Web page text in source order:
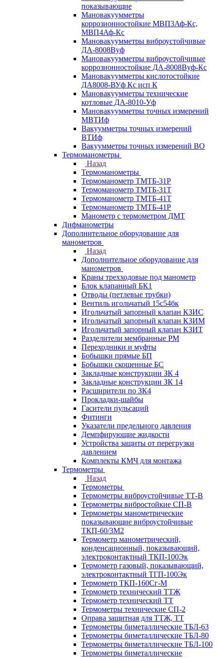
показывающие
Мановакуумметры
коррозионностойкие МВП3Аф-Кс,
МВП4Аф-Кс
Мановакуумметры виброустойчивые
ДА-8008Вуф
Мановакуумметры виброустойчивые
коррозионностойкие ДА-8008Вуф-Кс
Мановакуумметры кислотостойкие
ДА8008-ВУф Кс исп К
Мановакуумметры технические
котловые ДА-8010-Уф
Мановакуумметры точных измерений
МВТИф
Вакуумметры точных измерений
ВТИф
Вакуумметры точных измерений ВО
Термоманометры
Назад
Термоманометры
Термоманометр ТМТБ-31Р
Термоманометр ТМТБ-31Т
Термоманометр ТМТБ-41Т
Термоманометр ТМТБ-41Р
Манометр с термометром ДМТ
Дифманометры
Дополнительное оборудование для
манометров
Назад
Дополнительное оборудование для
манометров
Краны трехходовые под манометр
Блок клапанный БК1
Отводы (петлевые трубки)
Вентиль игольчатый 15с54бк
Игольчатый запорный клапан КЗИС
Игольчатый запорный клапан КЗИМ
Игольчатый запорный клапан КЗИТ
Разделители мембранные РМ
Переходники и муфты
Бобышки прямые БП
Бобышки скошенные БС
Закладные конструкции ЗК 4
Закладные конструкции ЗК 14
Расширители по ЗК4
Прокладки-шайбы
Гасители пульсаций
Фитинги
Указатели предельного давления
Демпфирующие жидкости
Устройства защиты от перегрузки
давлением
Комплекты КМЧ для монтажа
Термометры
Назад
Термометры
Термометры виброустойчивые ТТ-В
Термометры вибростойкие СП-В
Термометры манометрические
показывающие виброустойчивые
ТКП-60/3М2
Термометр манометрический,
конденсационный, показывающий,
электроконтактный ТКП-100Эк
Термометр газовый, показывающий,
электроконтактный ТГП-100Эк
Термометр ТКП-160Сг-М
Термометр технический ТТЖ
Термометр технический ТТ
Термометры технические СП-2
Оправа защитная для ТТЖ, ТТ
Термометры биметаллические ТБЛ-63
Термометры биметаллические ТБЛ-80
Термометры биметаллические ТБЛ-100
Термометры биметаллические